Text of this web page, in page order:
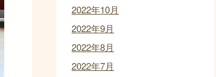
2022年10月
2022年9月
2022年8月
2022年7月